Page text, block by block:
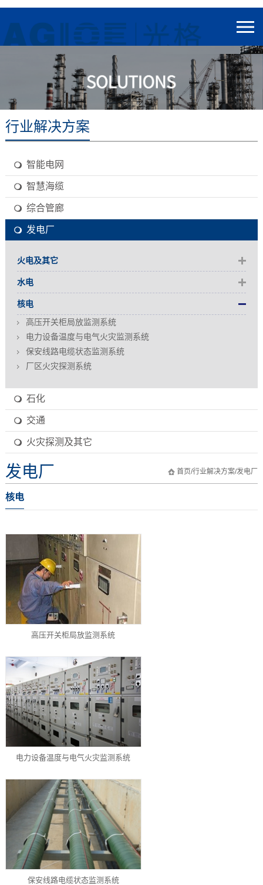
行业解决方案
智能电网
智慧海缆
综合管廊
发电厂
火电及其它
水电
核电
高压开关柜局放监测系统
电力设备温度与电气火灾监测系统
保安线路电缆状态监测系统
厂区火灾探测系统
石化
交通
火灾探测及其它
首页/行业解决方案/发电厂
发电厂
核电
高压开关柜局放监测系统
电力设备温度与电气火灾监测系统
保安线路电缆状态监测系统